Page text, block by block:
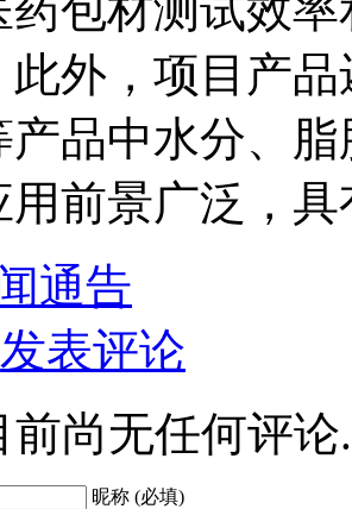
此外，项目产
产品中水分、
用前景广泛，
通告
发表评论
前尚无任何评论.
昵称 (必填)